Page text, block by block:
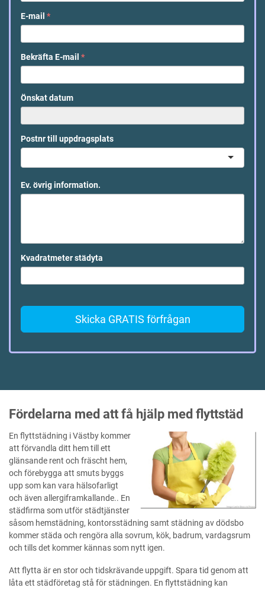
E-mail *
Bekräfta E-mail *
Önskat datum
Postnr till uppdragsplats
Ev. övrig information.
Kvadratmeter städyta
Skicka GRATIS förfrågan
Fördelarna med att få hjälp med flyttstäd
En flyttstädning i Västby kommer
att förvandla ditt hem till ett
glänsande rent och fräscht hem,
och förebygga att smuts byggs
upp som kan vara hälsofarligt
och även allergiframkallande.. En
städfirma som utför städtjänster
såsom hemstädning, kontorsstädning samt städning av dödsbo
kommer städa och rengöra alla sovrum, kök, badrum, vardagsrum
och tills det kommer kännas som nytt igen.
Att flytta är en stor och tidskrävande uppgift. Spara tid genom att
låta ett städföretag stå för städningen. En flyttstädning kan